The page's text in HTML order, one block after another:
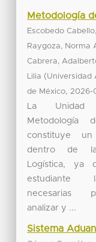
Metodología
Escobedo
Raygoza, Norma
Cabrera,
Lilia (Universidad
de México, 2026-
La Unidad
Metodología
constituye un
dentro de
Logística, ya
estudiante
necesarias
analizar y ...
Sistema